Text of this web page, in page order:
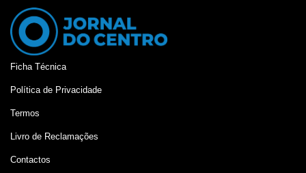
Ficha Técnica
Política de Privacidade
Termos
Livro de Reclamações
Contactos